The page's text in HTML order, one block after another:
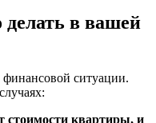
в вашей
ситуации.
стоимости квартиры, и